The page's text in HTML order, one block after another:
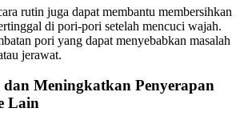
rutin juga dapat membantu membersihkan
di pori-pori setelah mencuci wajah.
pori yang dapat menyebabkan masalah
jerawat.
Meningkatkan Penyerapan
Lain